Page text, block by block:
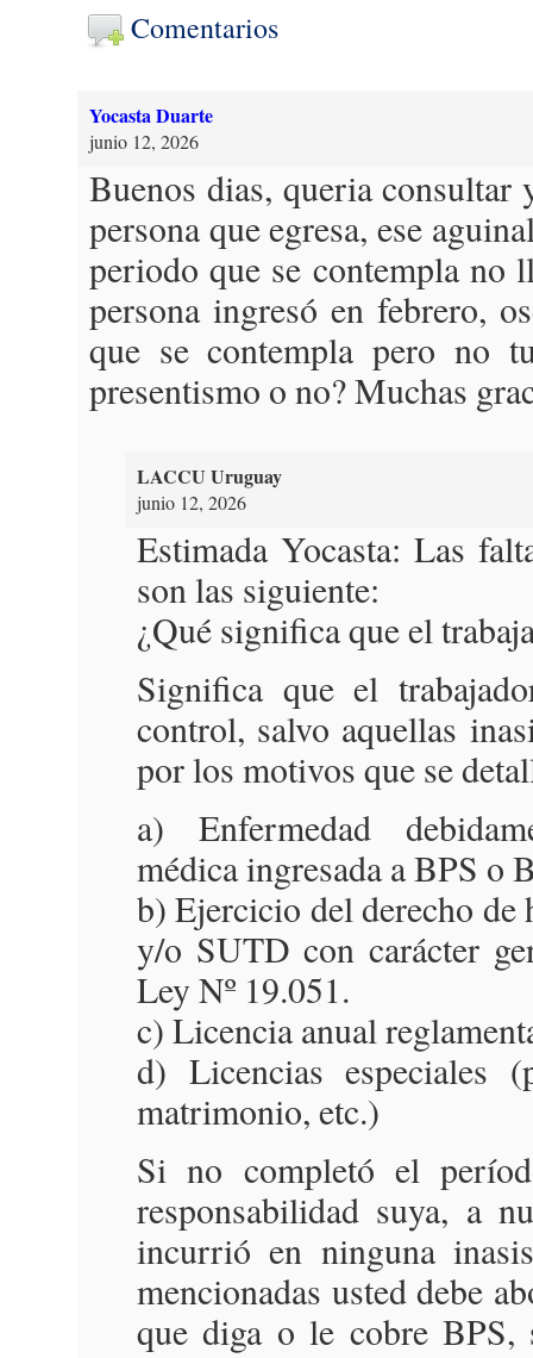
Comentarios
Yocasta Duarte
junio 12, 2026
Buenos dias, queria consultar
persona que egresa, ese
periodo que se contempla no
persona ingresó en febrero,
que se contempla pero no
presentismo o no? Muchas
LACCU Uruguay
junio 12, 2026
Estimada Yocasta: Las
son las siguiente:
¿Qué significa que el
Significa que el
control, salvo aquellas
por los motivos que se
a) Enfermedad
médica ingresada a BPS o
b) Ejercicio del derecho de
y/o SUTD con carácter
Ley Nº 19.051.
c) Licencia anual
d) Licencias especiales
matrimonio, etc.)
Si no completó el
responsabilidad suya, a
incurrió en ninguna
mencionadas usted debe
que diga o le cobre BPS,